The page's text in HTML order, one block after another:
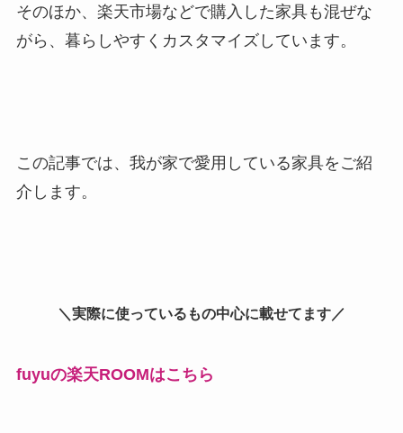
そのほか、楽天市場などで購入した家具も混ぜな
がら、暮らしやすくカスタマイズしています。
この記事では、我が家で愛用している家具をご紹
介します。
＼実際に使っているもの中心に載せてます／
fuyuの楽天ROOMはこちら